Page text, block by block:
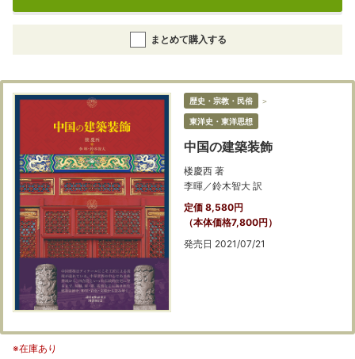
まとめて購入する
歴史・宗教・民俗 ＞
東洋史・東洋思想
中国の建築装飾
楼慶西 著
李暉／鈴木智大 訳
定価 8,580円
（本体価格7,800円）
発売日 2021/07/21
※在庫あり